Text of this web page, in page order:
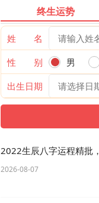
终生运势
姓 名
性 别
男
出生日期
2022生辰八字运程精批
2026-08-07